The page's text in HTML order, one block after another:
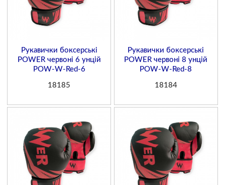
Рукавички боксерські
POWER червоні 6 унцій
POW-W-Red-6
18185
Рукавички боксерські
POWER червоні 8 унцій
POW-W-Red-8
18184